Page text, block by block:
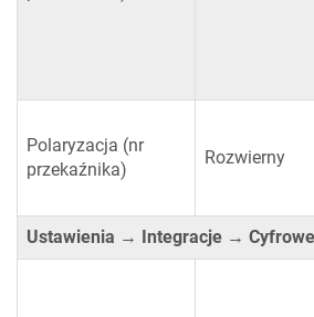
Polaryzacja (nr
przekaźnika)
Rozwierny
Ustawienia → Integracje →